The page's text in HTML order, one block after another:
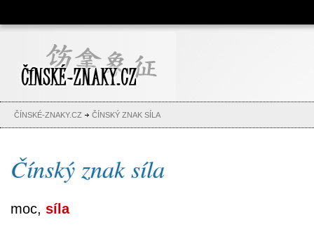
Čínské znaky, česko-čínský
slovník, abeceda, jména,
tetování
ČÍNSKÉ-ZNAKY.CZ ČÍNSKÝ ZNAK SÍLA
Čínský znak síla
moc, síla